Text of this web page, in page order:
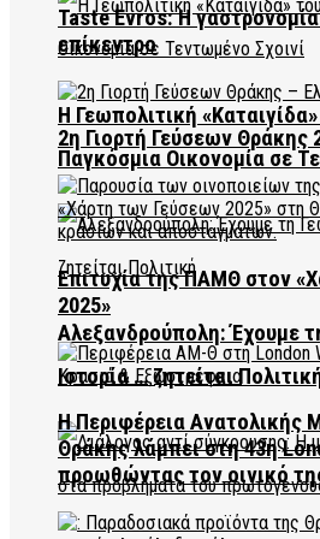
Η Γεωπολιτική
Παγκόσμια Οικονομία σε
Αλεξανδρούπολη: Έχουμε
Ιστορία … ζητείται
Taste Evros: Η
επίκεντρο
2η Γιορτή Γεύσεων Θράκης
Επιτυχία της ΠΑΜΘ στον
2025»
Η Περιφέρεια Ανατολικής
Θράκης λάμπει στη 43η
προωθώντας τον οινικό